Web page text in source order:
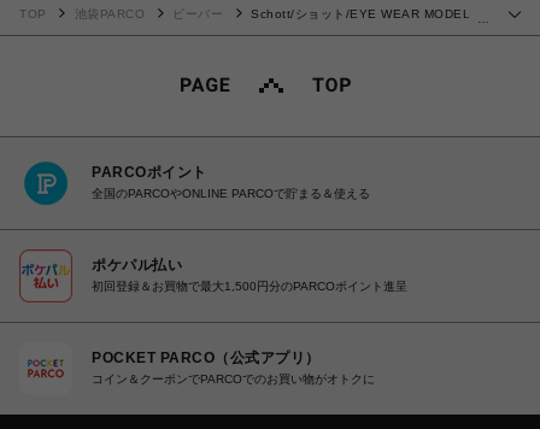
TOP 池袋PARCO ビーバー
Schott/ショット/EYE WEAR MODEL
PARCOポイント
全国のPARCOやONLINE PARCOで貯まる＆使える
ポケパル払い
初回登録＆お買物で最大1,500円分のPARCOポイント進呈
POCKET PARCO（公式アプリ）
コイン＆クーポンでPARCOでのお買い物がオトクに